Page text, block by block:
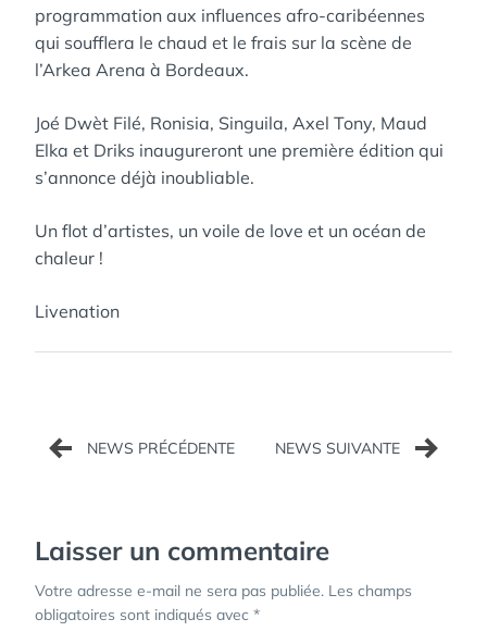
programmation aux influences afro-caribéennes
qui soufflera le chaud et le frais sur la scène de
l’Arkea Arena à Bordeaux.
Joé Dwèt Filé, Ronisia, Singuila, Axel Tony, Maud
Elka et Driks inaugureront une première édition qui
s’annonce déjà inoubliable.
Un flot d’artistes, un voile de love et un océan de
chaleur !
Livenation
Navigation
de
Laisser un commentaire
Votre adresse e-mail ne sera pas publiée. Les champs
obligatoires sont indiqués avec *